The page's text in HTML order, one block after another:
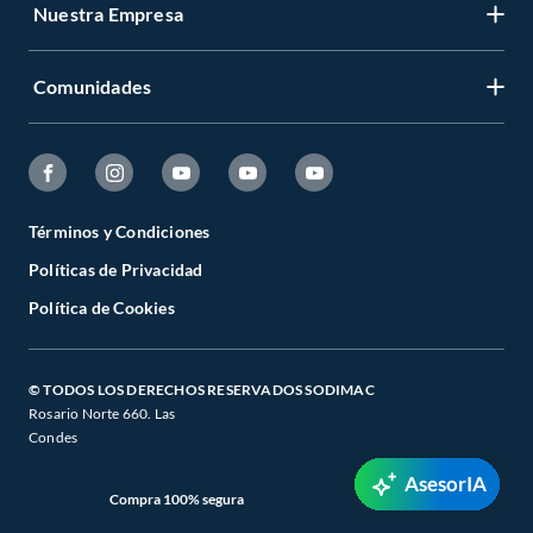
decoración. ¡Visítanos y haz tus ideas realidad!
Nuestra Empresa
Comunidades
Términos y Condiciones
Políticas de Privacidad
Política de Cookies
© TODOS LOS DERECHOS RESERVADOS SODIMAC
Rosario Norte 660. Las
Condes
Compra 100% segura
AsesorIA